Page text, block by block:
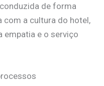
de forma
com a cultura do hotel,
empatia e o serviço